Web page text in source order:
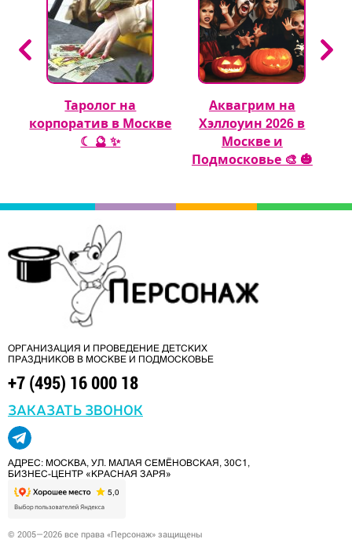
Таролог на
корпоратив в Москве
☾ 🔮 ✨
Аквагрим на
Хэллоуин 2026 в
Москве и
Подмосковье 🎨 🎃
ОРГАНИЗАЦИЯ И ПРОВЕДЕНИЕ ДЕТСКИХ
ПРАЗДНИКОВ В МОСКВЕ И ПОДМОСКОВЬЕ
+7 (495) 16 000 18
ЗАКАЗАТЬ ЗВОНОК
АДРЕС: МОСКВА, УЛ. МАЛАЯ СЕМЁНОВСКАЯ, 30С1,
БИЗНЕС-ЦЕНТР «КРАСНАЯ ЗАРЯ»
© 2005—2026 все права «Персонаж» защищены